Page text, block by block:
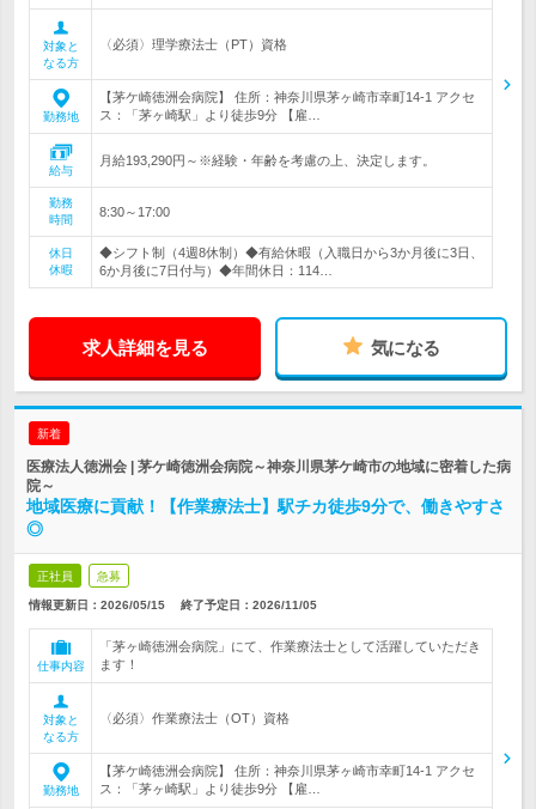
対象と
なる方
〈必須〉理学療法士（PT）資格
勤務地
【茅ケ崎徳洲会病院】 住所：神奈川県茅ヶ崎市幸町14-1 アクセ
ス：「茅ヶ崎駅」より徒歩9分 【雇…
給与
月給193,290円～※経験・年齢を考慮の上、決定します。
勤務
時間
8:30～17:00
休日
休暇
◆シフト制（4週8休制）◆有給休暇（入職日から3か月後に3日、
6か月後に7日付与）◆年間休日：114…
求人詳細を見る 気になる
新着
医療法人徳洲会 | 茅ケ崎徳洲会病院～神奈川県茅ケ崎市の地域に密着した病
院～
地域医療に貢献！【作業療法士】駅チカ徒歩9分で、働きやすさ
◎
正社員 急募
情報更新日：2026/05/15 終了予定日： 2026/11/05
仕事内容
「茅ヶ崎徳洲会病院」にて、作業療法士として活躍していただき
ます！
対象と
なる方
〈必須〉作業療法士（OT）資格
勤務地
【茅ケ崎徳洲会病院】 住所：神奈川県茅ヶ崎市幸町14-1 アクセ
ス：「茅ヶ崎駅」より徒歩9分 【雇…